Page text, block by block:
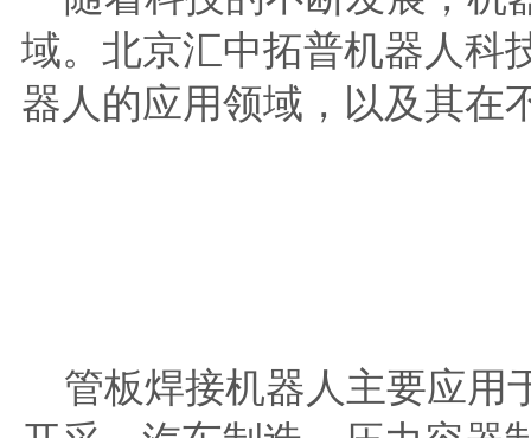
域。 北京汇中拓普机器人科
器人的应用领域，以及其在
管板焊接机器人主要应用